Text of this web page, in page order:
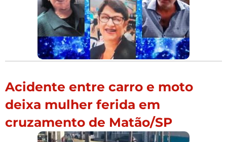
Acidente entre carro e moto
deixa mulher ferida em
cruzamento de Matão/SP